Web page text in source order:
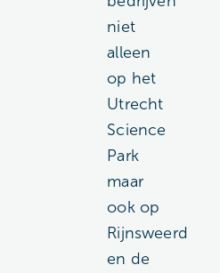
niet
alleen
op het
Utrecht
Science
Park
maar
ook op
Rijnsweerd
en de